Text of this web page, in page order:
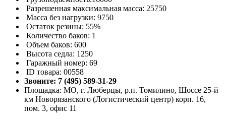
Разрешенная максимальная масса: 25750
Масса без нагрузки: 9750
Остаток резины: 55%
Количество баков: 1
Объем баков: 600
Высота седла: 1250
Гаражный номер: 69
ID товара: 00558
Звоните: 7 (495) 589-31-29
Площадка: МО, г. Люберцы, р.п. Томилино, Шоссе 25-й
км Новорязанского (Логистический центр) корп. 16,
пом. 3, офис 11